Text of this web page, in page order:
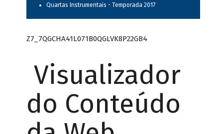
Quartas Instrumentais - Temporada 2017
Z7_7QGCHA41L071B0QGLVK8P22GB4
Visualizador
do Conteúdo